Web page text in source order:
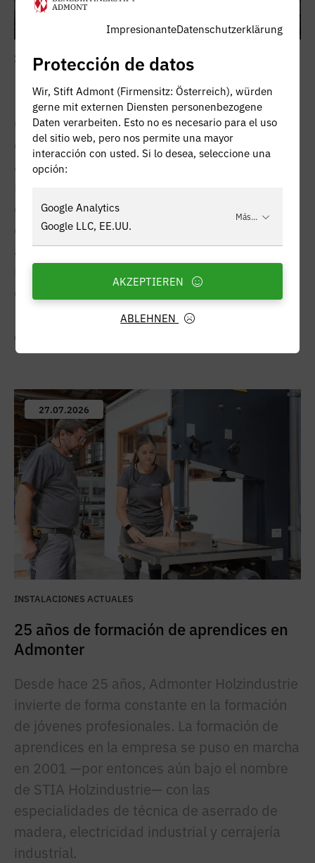
INSTALACIONES ACTUALES
¡Fuera del calor, al museo!
Cuando las temperaturas suben, la Abadía
de Admont ofrece una alternativa refrescante
a la piscina al aire libre: en unas
climatización, los visitantes pueden disfrutar
del arte, la cultura y la historia en un
ambiente relajado, y al mismo tiempo
beneficiarse de un atractivo descuento por
calor del 20%.
Weiterlesen
27.07.2026
INSTALACIONES ACTUALES
25 años de formación de aprendices en
Admonter
Desde hace 25 años, Admonter Holzindustrie
invierte de forma constante en la formación
de jóvenes profesionales. La formación de
aprendices en la empresa se puso en marcha
en 2001 —por entonces aún bajo el nombre
de STIA Holzindustrie— con las
especialidades de técnica de aserrado de
madera, electricidad industrial y cerrajería
industrial.
ImpresionanteDatenschutzerklärung
Protección de datos
Wir, Stift Admont (Firmensitz: Österreich), würden
gerne mit externen Diensten personenbezogene
Daten verarbeiten. Esto no es necesario para el uso
del sitio web, pero nos permite una mayor
interacción con usted. Si lo desea, seleccione una
opción:
Google Analytics
Google LLC, EE.UU.
Más...
ABLEHNEN
AKZEPTIEREN